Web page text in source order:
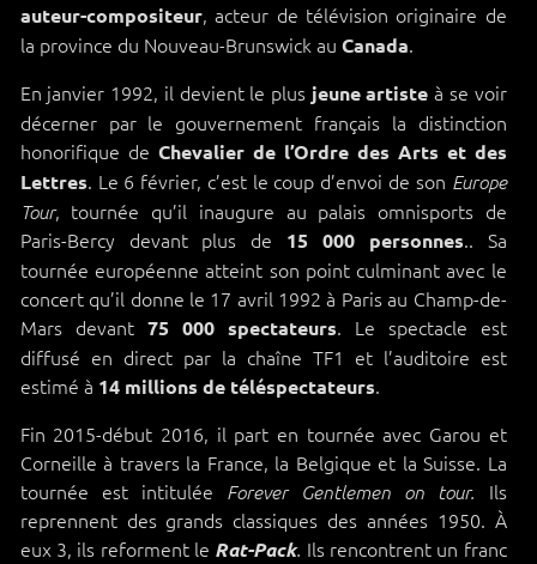
auteur-compositeur, acteur de télévision originaire de
la province du Nouveau-Brunswick au Canada.
En janvier 1992, il devient le plus jeune artiste à se voir
décerner par le gouvernement français la distinction
honorifique de Chevalier de l’Ordre des Arts et des
Lettres. Le 6 février, c’est le coup d’envoi de son Europe
Tour, tournée qu’il inaugure au palais omnisports de
Paris-Bercy devant plus de 15 000 personnes.. Sa
tournée européenne atteint son point culminant avec le
concert qu’il donne le 17 avril 1992 à Paris au Champ-de-
Mars devant 75 000 spectateurs. Le spectacle est
diffusé en direct par la chaîne TF1 et l’auditoire est
estimé à 14 millions de téléspectateurs.
Fin 2015-début 2016, il part en tournée avec Garou et
Corneille à travers la France, la Belgique et la Suisse. La
tournée est intitulée Forever Gentlemen on tour.
Ils
reprennent des grands classiques des années 1950. À
eux 3, ils reforment le Rat-Pack. Ils rencontrent un franc